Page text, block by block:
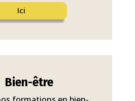
Ici
Bien-être